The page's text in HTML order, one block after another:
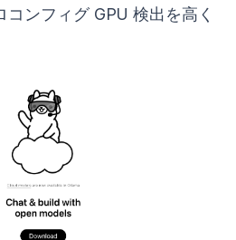
コンフィグ GPU 検出を高く